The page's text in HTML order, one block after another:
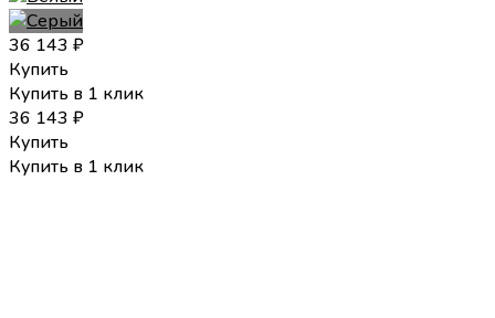
36 143 ₽
Купить
Купить в 1 клик
36 143 ₽
Купить
Купить в 1 клик